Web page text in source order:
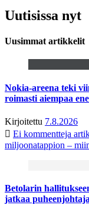
Uutisissa nyt
Uusimmat artikkelit
Nokia-areena teki
roimasti aiempaa
Kirjoitettu 7.8.2026
Ei kommentteja
miljoonatappion –
Betolarin
jatkaa